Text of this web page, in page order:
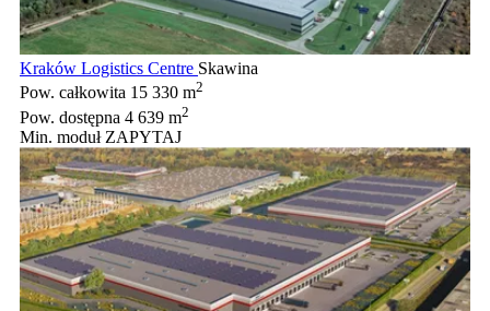
Kraków Logistics Centre Skawina
Pow. całkowita 15 330 m2
Pow. dostępna 4 639 m2
Min. moduł ZAPYTAJ